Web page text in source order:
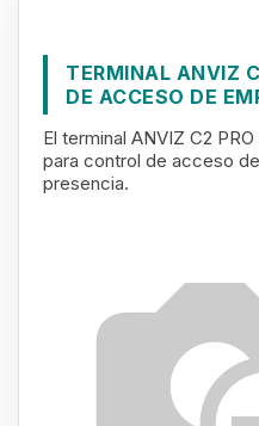
TERMINAL ANVIZ
DE ACCESO DE
El terminal ANVIZ C2
para control de acceso
presencia.